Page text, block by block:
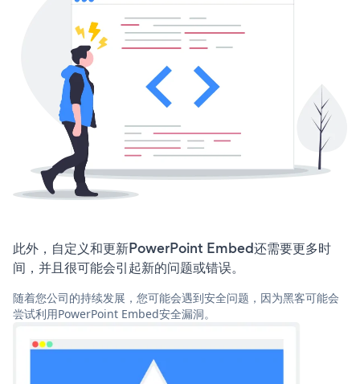
此外，自定义和更新PowerPoint Embed还需要更多时
间，并且很可能会引起新的问题或错误。
随着您公司的持续发展，您可能会遇到安全问题，因为黑客可能会
尝试利用PowerPoint Embed安全漏洞。